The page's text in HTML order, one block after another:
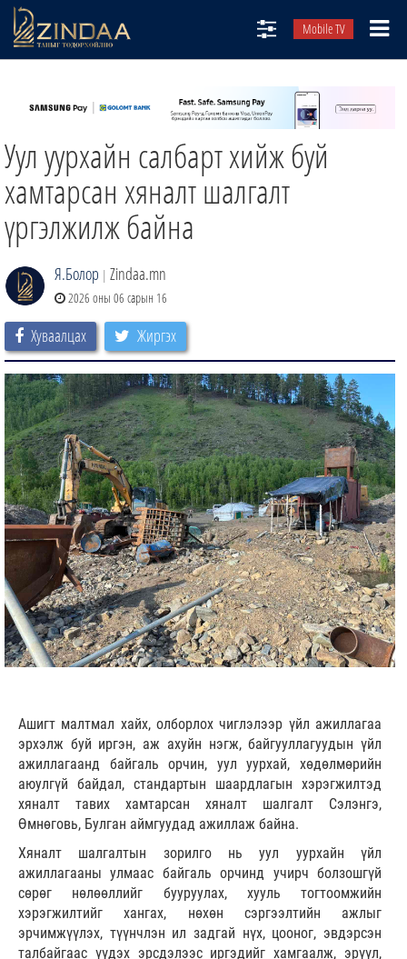
Mobile TV
ТВ8
ӨГЛӨӨНИЙ СОНИН
АУДИО ЗОХИОЛ
ЗИНДАА СЭТГҮҮЛ
Уул уурхайн салбарт хийж буй
хамтарсан хяналт шалгалт
үргэлжилж байна
Я.Болор | Zindaa.mn
2026 оны 06 сарын 16
Хуваалцах Жиргэх
Ашигт малтмал хайх, олборлох чиглэлээр үйл ажиллагаа
эрхэлж буй иргэн, аж ахуйн нэгж, байгууллагуудын үйл
ажиллагаанд байгаль орчин, уул уурхай, хөдөлмөрийн
аюулгүй байдал, стандартын шаардлагын хэрэгжилтэд
хяналт тавих хамтарсан хяналт шалгалт Сэлэнгэ,
Өмнөговь, Булган аймгуудад ажиллаж байна.
Хяналт шалгалтын зорилго нь уул уурхайн үйл
ажиллагааны улмаас байгаль орчинд учирч болзошгүй
сөрөг нөлөөллийг бууруулах, хууль тогтоомжийн
хэрэгжилтийг хангах, нөхөн сэргээлтийн ажлыг
эрчимжүүлэх, түүнчлэн ил задгай нүх, цооног, эвдэрсэн
талбайгаас үүдэх эрсдэлээс иргэдийг хамгаалж, эрүүл,